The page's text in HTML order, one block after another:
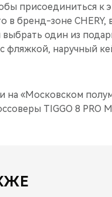
присоединиться к
в бренд-зоне CHERY,
один из
фляжкой, наручный
на «Московском
TIGGO 8 PRO